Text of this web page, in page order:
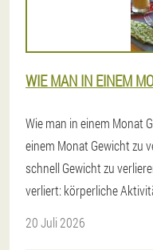
WIE MAN IN EINEM
Wie man in einem Monat
einem Monat Gewicht zu
schnell Gewicht zu
verliert: körperliche
20 Juli 2026